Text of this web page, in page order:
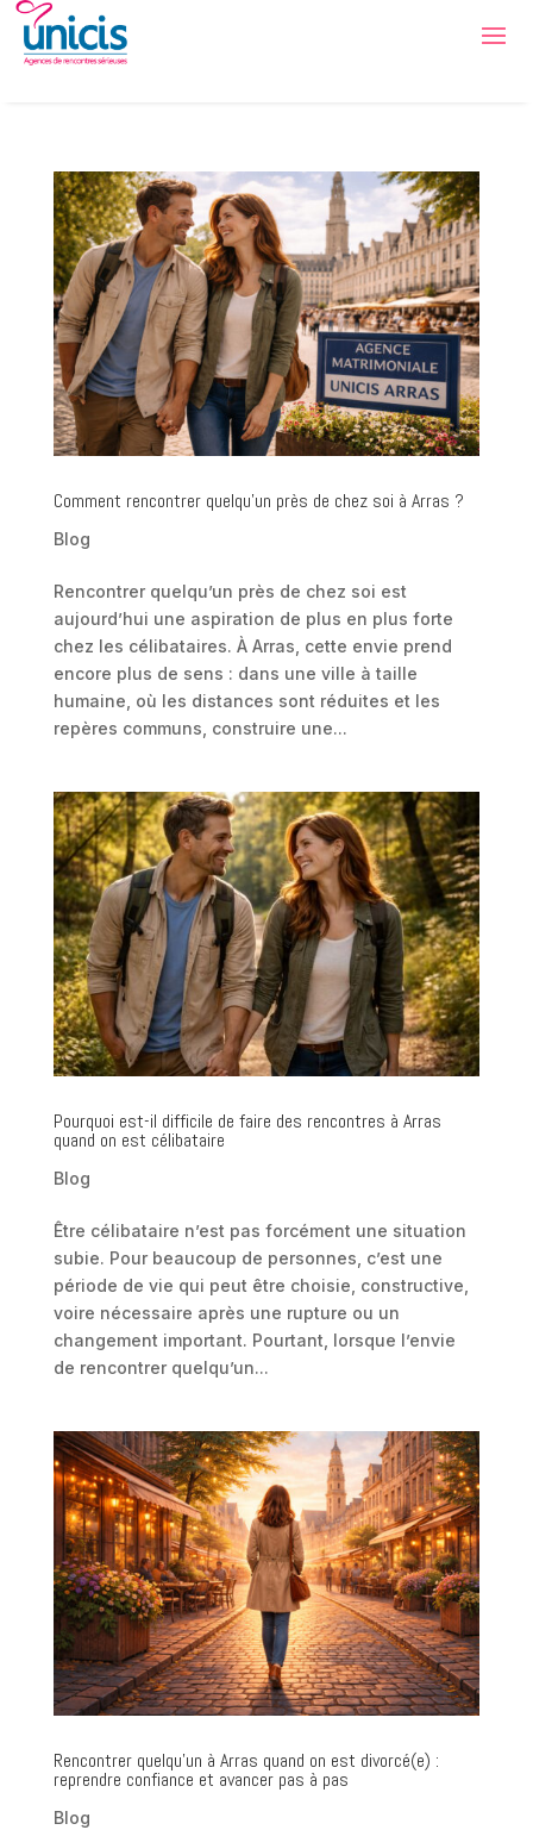
Comment rencontrer quelqu’un près de chez soi à Arras ?
Blog
Rencontrer quelqu’un près de chez soi est
aujourd’hui une aspiration de plus en plus forte
chez les célibataires. À Arras, cette envie prend
encore plus de sens : dans une ville à taille
humaine, où les distances sont réduites et les
repères communs, construire une...
Pourquoi est-il difficile de faire des rencontres à Arras
quand on est célibataire
Blog
Être célibataire n’est pas forcément une situation
subie. Pour beaucoup de personnes, c’est une
période de vie qui peut être choisie, constructive,
voire nécessaire après une rupture ou un
changement important. Pourtant, lorsque l’envie
de rencontrer quelqu’un...
Rencontrer quelqu’un à Arras quand on est divorcé(e) :
reprendre confiance et avancer pas à pas
Blog